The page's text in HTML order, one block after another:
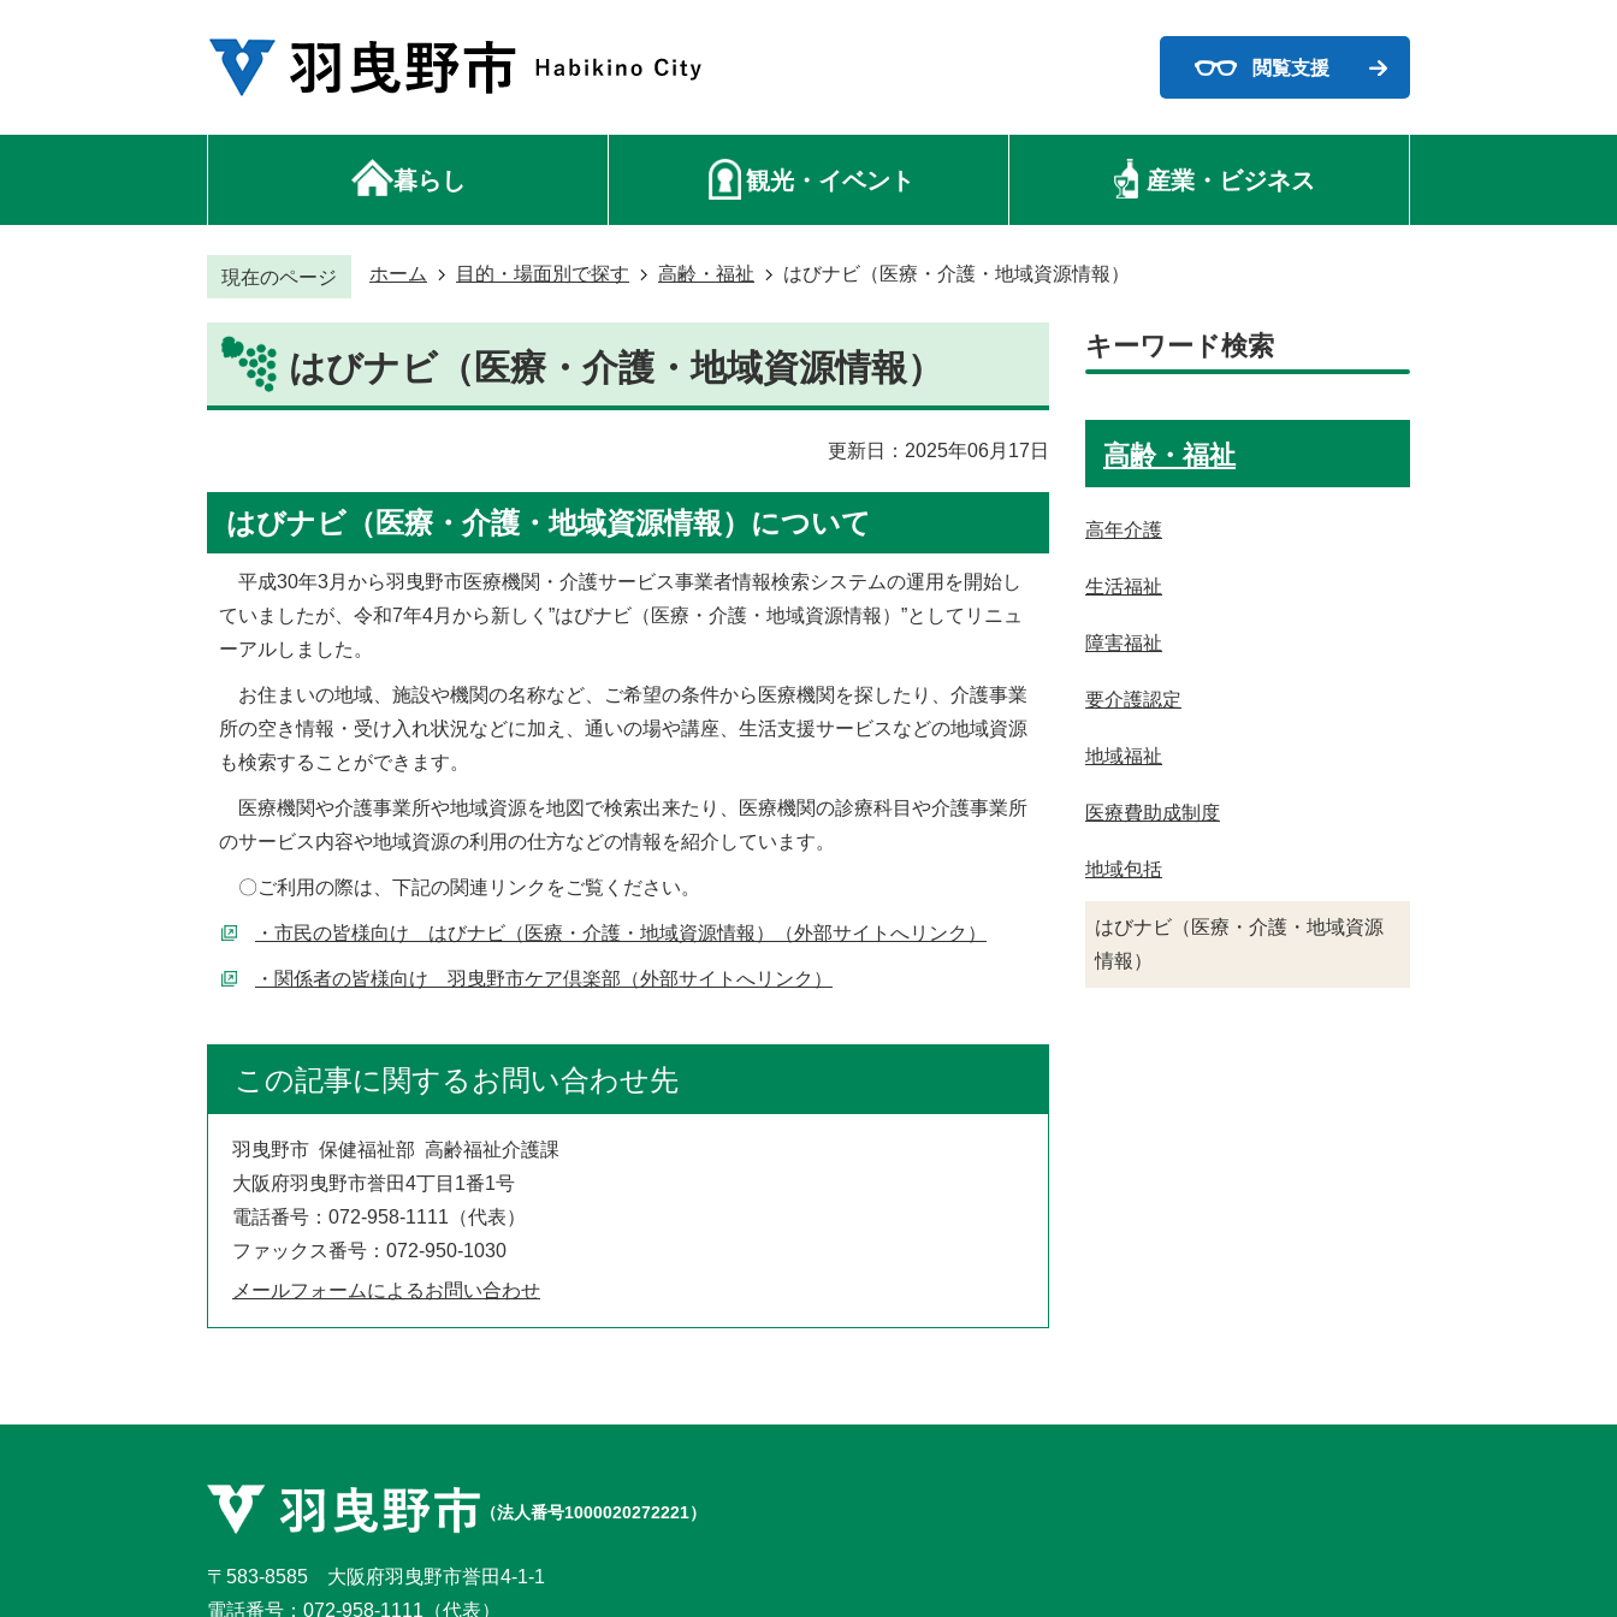
閲覧支援
暮らし 観光・イベント 産業・ビジネス
現在のページ ホーム 目的・場面別で探す 高齢・福祉 はびナビ（医療・介護・地域資源情報）
はびナビ（医療・介護・地域資源情報）
更新日：2025年06月17日
はびナビ（医療・介護・地域資源情報）について
平成30年3月から羽曳野市医療機関・介護サービス事業者情報検索システムの運用を開始し
ていましたが、令和7年4月から新しく”はびナビ（医療・介護・地域資源情報）”としてリニュ
ーアルしました。
お住まいの地域、施設や機関の名称など、ご希望の条件から医療機関を探したり、介護事業
所の空き情報・受け入れ状況などに加え、通いの場や講座、生活支援サービスなどの地域資源
も検索することができます。
医療機関や介護事業所や地域資源を地図で検索出来たり、医療機関の診療科目や介護事業所
のサービス内容や地域資源の利用の仕方などの情報を紹介しています。
〇ご利用の際は、下記の関連リンクをご覧ください。
・市民の皆様向け はびナビ（医療・介護・地域資源情報）（外部サイトへリンク）
・関係者の皆様向け 羽曳野市ケア倶楽部（外部サイトへリンク）
この記事に関するお問い合わせ先
羽曳野市 保健福祉部 高齢福祉介護課
大阪府羽曳野市誉田4丁目1番1号
電話番号：072-958-1111（代表）
ファックス番号：072-950-1030
メールフォームによるお問い合わせ
キーワード検索
高齢・福祉
高年介護
生活福祉
障害福祉
要介護認定
地域福祉
医療費助成制度
地域包括
はびナビ（医療・介護・地域資源
情報）
（法人番号1000020272221）
〒583-8585 大阪府羽曳野市誉田4-1-1
電話番号： 072-958-1111 （代表）